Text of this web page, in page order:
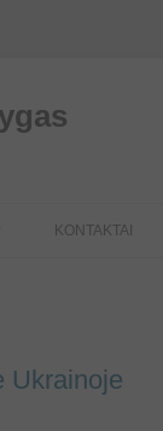
KONTAKTAI
Ukrainoje